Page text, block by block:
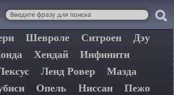
Шевроле Ситроен
Дэу
Хендай
Инфинити
Ленд Ровер
Мазда
Опель Ниссан
Пежо